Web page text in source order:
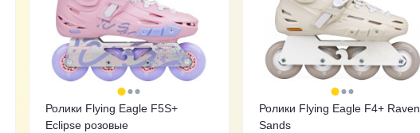
Ролики Flying Eagle F5S+
Eclipse розовые
Ролики Flying Eagle F4+ Raven
Sands